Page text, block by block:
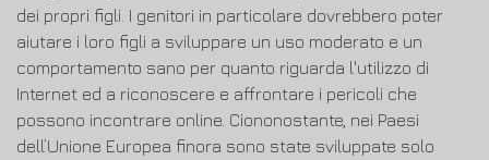
dei propri figli. I genitori in particolare dovrebbero poter
aiutare i loro figli a sviluppare un uso moderato e un
comportamento sano per quanto riguarda l'utilizzo di
Internet ed a riconoscere e affrontare i pericoli che
possono incontrare online. Ciononostante, nei Paesi
dell’Unione Europea finora sono state sviluppate solo